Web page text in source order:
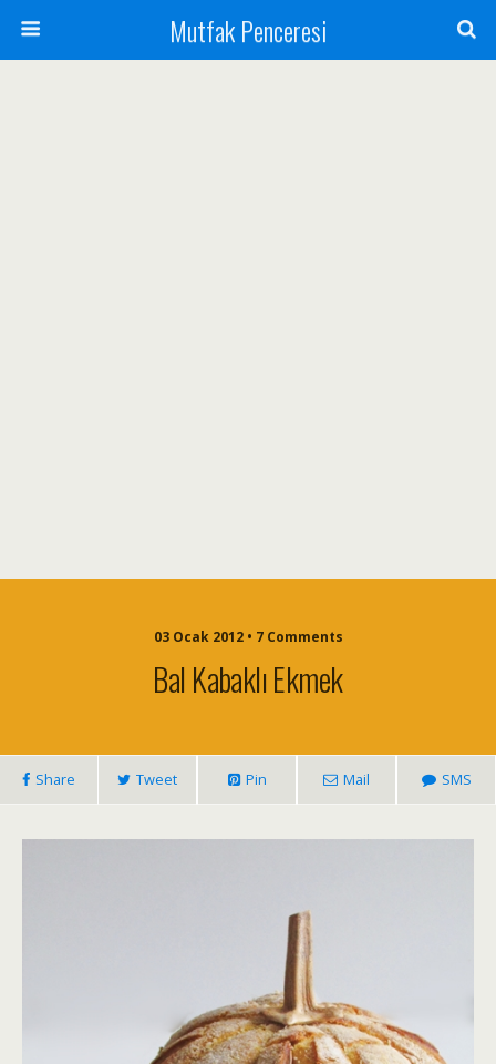
Mutfak Penceresi
03 Ocak 2012 • 7 Comments
Bal Kabaklı Ekmek
Share Tweet Pin Mail SMS